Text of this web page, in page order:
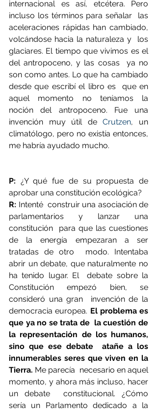
internacional es así, etcétera. Pero
incluso los términos para señalar  las
aceleraciones rápidas han cambiado,
volcándose hacia la naturaleza y  los
glaciares. El tiempo que vivimos es el
del antropoceno, y las cosas  ya no
son como antes. Lo que ha cambiado
desde que escribí el libro es  que en
aquel momento no teníamos la
noción del antropoceno. Fue una
invención muy útil de Crutzen, un
climatólogo, pero no existía entonces,
me habría ayudado mucho.
P: ¿Y qué fue de su propuesta de
aprobar una constitución ecológica?
R: Intenté  construir una asociación de
parlamentarios y lanzar una
constitución  para que las cuestiones
de la energía empezaran a ser
tratadas de otro  modo. Intentaba
abrir un debate, que naturalmente no
ha tenido lugar. El  debate sobre la
Constitución empezó bien, se
consideró una gran  invención de la
democracia europea. El problema es
que ya no se trata de  la cuestión de
la representación de los humanos,
sino que ese debate  atañe a los
innumerables seres que viven en la
Tierra. Me parecía  necesario en aquel
momento, y ahora más incluso, hacer
un debate  constitucional. ¿Cómo
sería un Parlamento dedicado a la